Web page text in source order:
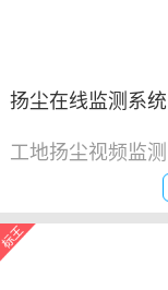
扬尘在线监测系统